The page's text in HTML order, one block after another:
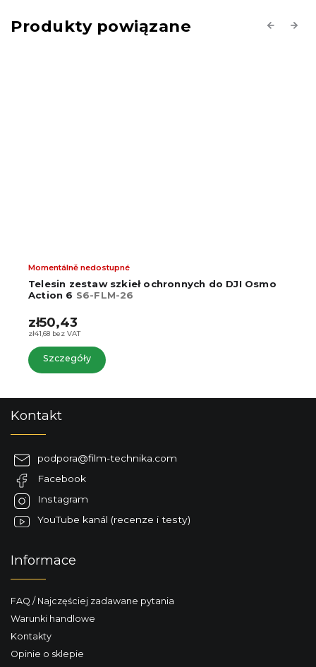
Produkty powiązane Previous
Telesin zestaw szkieł ochronnych do DJI Osmo
Action 6 S6-FLM-26
Momentálně nedostupné
zł41,68 bez VAT
zł50,43
Szczegóły
Next
Kontakt
podpora@film-technika.com
Facebook
Instagram
YouTube kanál (recenze i testy)
Informace
FAQ / Najczęściej zadawane pytania
Warunki handlowe
Kontakty
Opinie o sklepie